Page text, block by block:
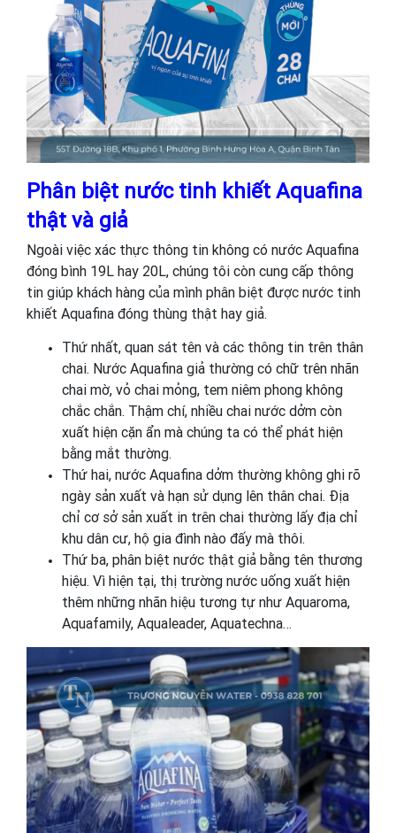
Phân biệt nước tinh khiết Aquafina
thật và giả
Ngoài việc xác thực thông tin không có nước Aquafina
đóng bình 19L hay 20L, chúng tôi còn cung cấp thông
tin giúp khách hàng của mình phân biệt được nước tinh
khiết Aquafina đóng thùng thật hay giả.
Thứ nhất, quan sát tên và các thông tin trên thân
chai. Nước Aquafina giả thường có chữ trên nhãn
chai mờ, vỏ chai mỏng, tem niêm phong không
chắc chắn. Thậm chí, nhiều chai nước dởm còn
xuất hiện cặn ẩn mà chúng ta có thể phát hiện
bằng mắt thường.
Thứ hai, nước Aquafina dởm thường không ghi rõ
ngày sản xuất và hạn sử dụng lên thân chai. Địa
chỉ cơ sở sản xuất in trên chai thường lấy địa chỉ
khu dân cư, hộ gia đình nào đấy mà thôi.
Thứ ba, phân biệt nước thật giả bằng tên thương
hiệu. Vì hiện tại, thị trường nước uống xuất hiện
thêm những nhãn hiệu tương tự như Aquaroma,
Aquafamily, Aqualeader, Aquatechna…